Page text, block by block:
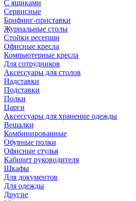
С ящиками
Сервисные
Брифинг-приставки
Журнальные столы
Стойки ресепшн
Офисные кресла
Компьютерные кресла
Для сотрудников
Аксессуары для столов
Надставки
Подставки
Полки
Царги
Аксессуары для хранение одежды
Вешалки
Комбинированные
Обувные полки
Офисные стулья
Кабинет руководителя
Шкафы
Для документов
Для одежды
Другие